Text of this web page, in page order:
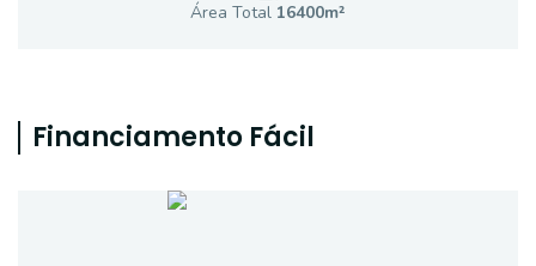
Área Total 16400m²
Financiamento Fácil